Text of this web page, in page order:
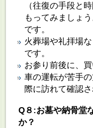
（往復の手段と
もってみましょ
です。
火葬場や礼拝場
です。
お参り前後に、
車の運転が苦手
際に訪れて確認
Q８:お墓や納骨堂
か？